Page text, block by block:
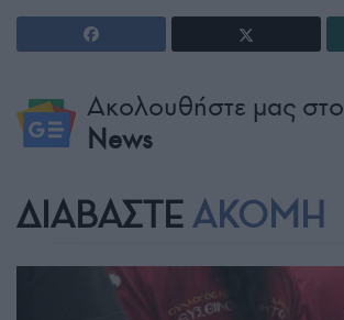
Ακολουθήστε μας στο
News
ΔΙΑΒΑΣΤΕ ΑΚΟΜΗ